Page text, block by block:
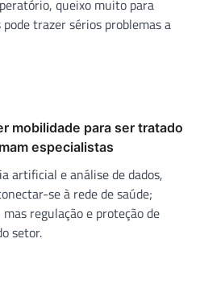
queixo muito para
trazer sérios problemas a
mobilidade para ser tratado
especialistas
artificial e análise de dados,
se à rede de saúde;
regulação e proteção de
setor.